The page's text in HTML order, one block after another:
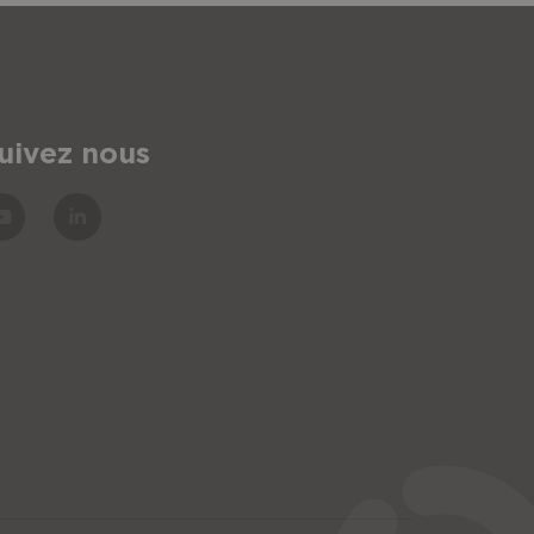
et environ 30 km avec batterie
nous